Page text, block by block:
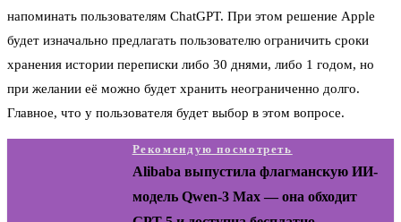
напоминать пользователям ChatGPT. При этом решение Apple
будет изначально предлагать пользователю ограничить сроки
хранения истории переписки либо 30 днями, либо 1 годом, но
при желании её можно будет хранить неограниченно долго.
Главное, что у пользователя будет выбор в этом вопросе.
Рекомендую посмотреть
Alibaba выпустила флагманскую ИИ-
модель Qwen-3 Max — она обходит